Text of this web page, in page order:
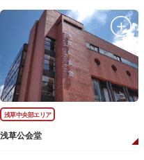
浅草中央部エリア
浅草公会堂